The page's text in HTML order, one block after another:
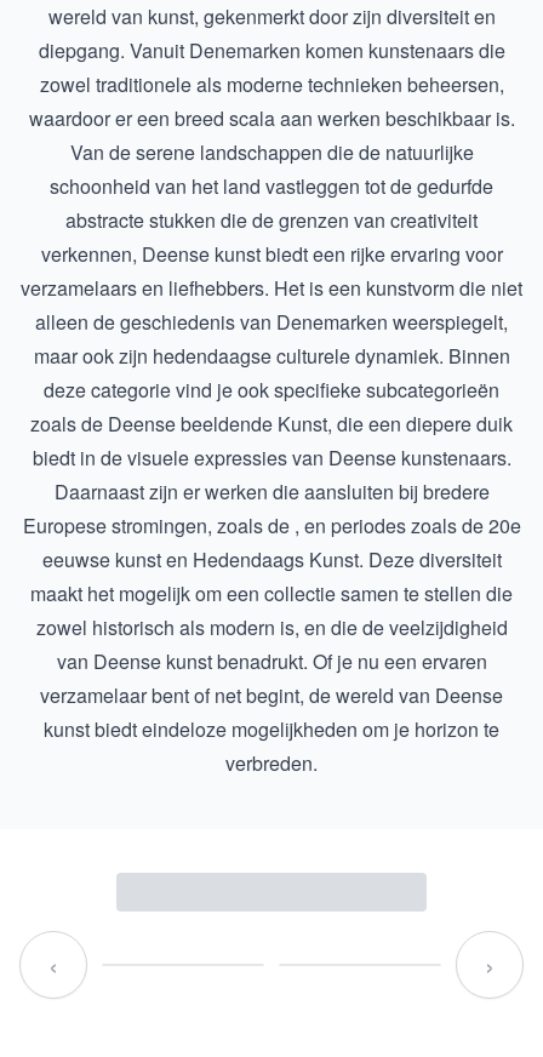
wereld van kunst, gekenmerkt door zijn diversiteit en
diepgang. Vanuit Denemarken komen kunstenaars die
zowel traditionele als moderne technieken beheersen,
waardoor er een breed scala aan werken beschikbaar is.
Van de serene landschappen die de natuurlijke
schoonheid van het land vastleggen tot de gedurfde
abstracte stukken die de grenzen van creativiteit
verkennen, Deense kunst biedt een rijke ervaring voor
verzamelaars en liefhebbers. Het is een kunstvorm die niet
alleen de geschiedenis van Denemarken weerspiegelt,
maar ook zijn hedendaagse culturele dynamiek. Binnen
deze categorie vind je ook specifieke subcategorieën
zoals de Deense beeldende Kunst, die een diepere duik
biedt in de visuele expressies van Deense kunstenaars.
Daarnaast zijn er werken die aansluiten bij bredere
Europese stromingen, zoals de , en periodes zoals de20e
eeuwse kunsten Hedendaags Kunst. Deze diversiteit
maakt het mogelijk om een collectie samen te stellen die
zowel historisch als modern is, en die de veelzijdigheid
van Deense kunst benadrukt. Of je nu een ervaren
verzamelaar bent of net begint, de wereld van Deense
kunst biedt eindeloze mogelijkheden om je horizon te
verbreden.
‹ ›